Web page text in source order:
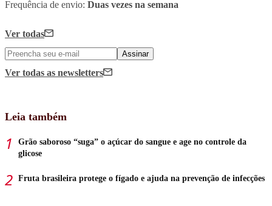
Frequência de envio: Duas vezes na semana
Ver todas
Assinar
Ver todas as newsletters
Leia também
Grão saboroso “suga” o açúcar do sangue e age no controle da
glicose
Fruta brasileira protege o fígado e ajuda na prevenção de infecções